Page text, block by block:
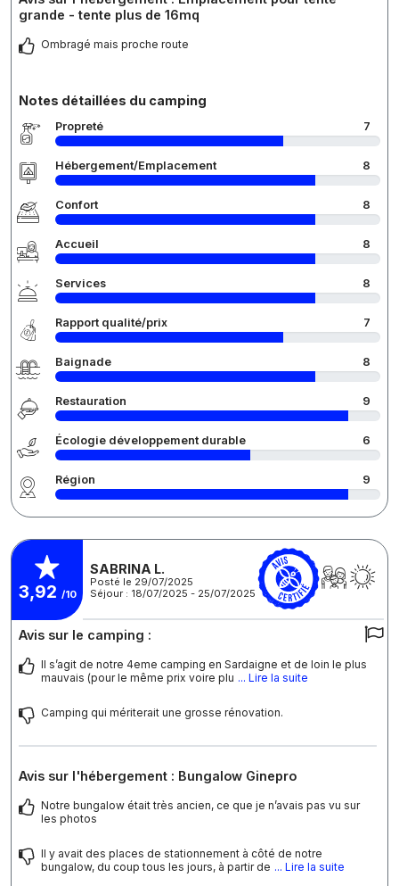
grande - tente plus de 16mq
Ombragé mais proche route
Notes détaillées du camping
Propreté 7
Hébergement/Emplacement 8
Confort 8
Accueil 8
Services 8
Rapport qualité/prix 7
Baignade 8
Restauration 9
Écologie développement durable 6
Région 9
3,92 /10
SABRINA L.
Posté le 29/07/2025
Séjour : 18/07/2025 - 25/07/2025
Avis sur le camping :
Il s’agit de notre 4eme camping en Sardaigne et de loin le plus
mauvais (pour le même prix voire plu ... Lire la suite
Camping qui mériterait une grosse rénovation.
Avis sur l'hébergement : Bungalow Ginepro
Notre bungalow était très ancien, ce que je n’avais pas vu sur
les photos
Il y avait des places de stationnement à côté de notre
bungalow, du coup tous les jours, à partir de ... Lire la suite